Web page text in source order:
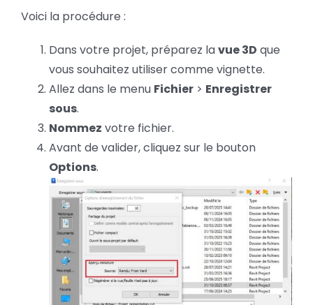
Voici la procédure :
Dans votre projet, préparez lavue 3D que
vous souhaitez utiliser comme vignette.
Allez dans le menu Fichier> Enregistrer
sous.
Nommez votre fichier.
Avant de valider, cliquez sur le bouton
Options.